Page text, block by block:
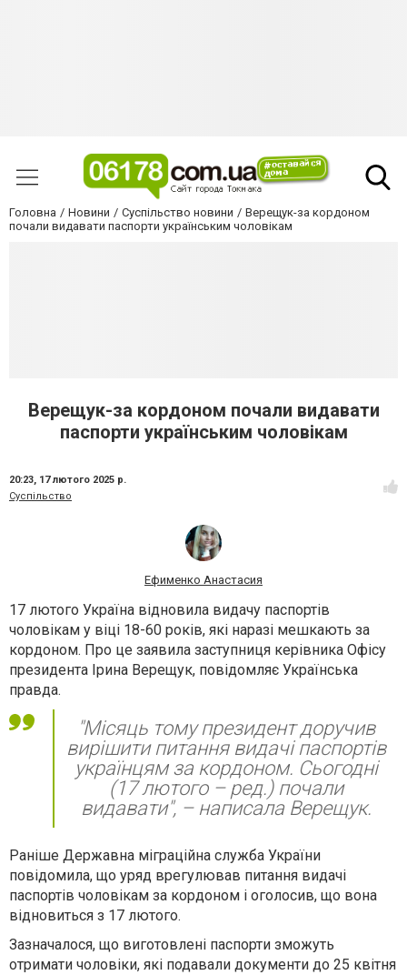
Головна Новини Суспільство новини
Верещук-за кордоном
почали видавати паспорти українським чоловікам
Верещук-за кордоном почали видавати
паспорти українським чоловікам
20:23, 17 лютого 2025 р.
Суспільство
Ефименко Анастасия
17 лютого Україна відновила видачу паспортів
чоловікам у віці 18-60 років, які наразі мешкають за
кордоном. Про це заявила заступниця керівника Офісу
президента Ірина Верещук, повідомляє Українська
правда.
"Місяць тому президент доручив
вирішити питання видачі паспортів
українцям за кордоном. Сьогодні
(17 лютого – ред.) почали
видавати", – написала Верещук.
Раніше Державна міграційна служба України
повідомила, що уряд врегулював питання видачі
паспортів чоловікам за кордоном і оголосив, що вона
відновиться з 17 лютого.
Зазначалося, що виготовлені паспорти зможуть
отримати чоловіки, які подавали документи до 25 квітня